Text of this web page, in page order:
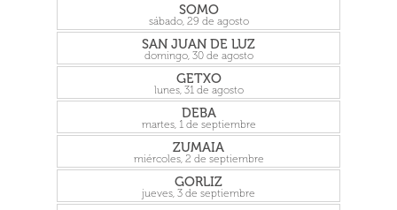
SOMO
sábado, 29 de agosto
SAN JUAN DE LUZ
domingo, 30 de agosto
GETXO
lunes, 31 de agosto
DEBA
martes, 1 de septiembre
ZUMAIA
miércoles, 2 de septiembre
GORLIZ
jueves, 3 de septiembre